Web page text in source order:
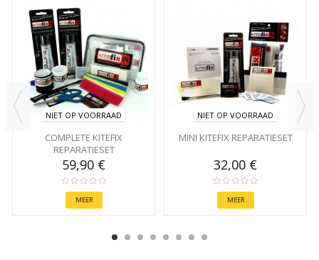
NIET OP VOORRAAD
COMPLETE KITEFIX
REPARATIESET
59,90 €
MEER
NIET OP VOORRAAD
MINI KITEFIX REPARATIESET
32,00 €
MEER